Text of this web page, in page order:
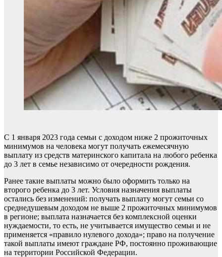
С 1 января 2023 года семьи с доходом ниже 2 прожиточных
минимумов на человека могут получать ежемесячную
выплату из средств материнского капитала на любого ребенка
до 3 лет в семье независимо от очередности рождения.
Ранее такие выплаты можно было оформить только на
второго ребенка до 3 лет. Условия назначения выплаты
остались без изменений: получать выплату могут семьи со
среднедушевым доходом не выше 2 прожиточных минимумов
в регионе; выплата назначается без комплексной оценки
нуждаемости, то есть, не учитывается имущество семьи и не
применяется «правило нулевого дохода»; право на получение
такой выплаты имеют граждане РФ, постоянно проживающие
на территории Российской Федерации.